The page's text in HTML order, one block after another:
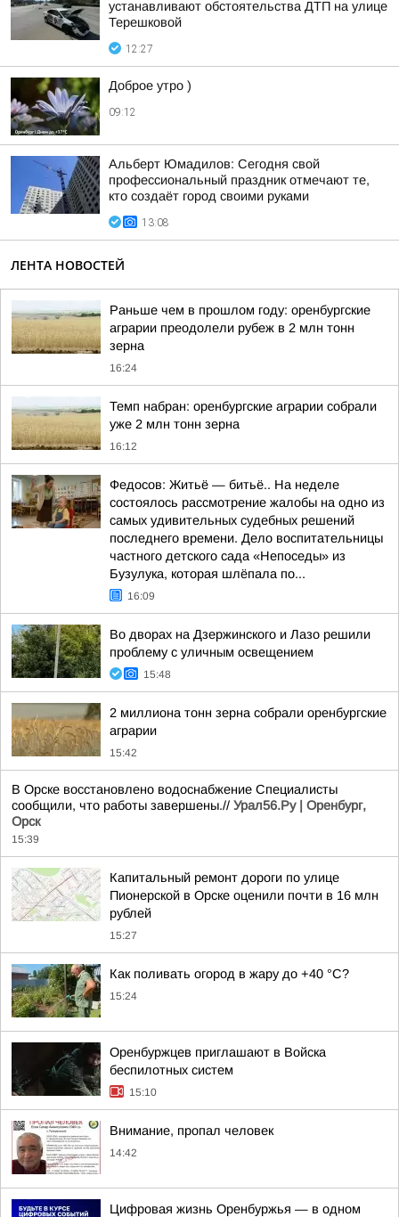
устанавливают обстоятельства ДТП на улице
Терешковой
12:27
Доброе утро )
09:12
Альберт Юмадилов: Сегодня свой
профессиональный праздник отмечают те,
кто создаёт город своими руками
13:08
ЛЕНТА НОВОСТЕЙ
Раньше чем в прошлом году: оренбургские
аграрии преодолели рубеж в 2 млн тонн
зерна
16:24
Темп набран: оренбургские аграрии собрали
уже 2 млн тонн зерна
16:12
Федосов: Житьё — битьё.. На неделе
состоялось рассмотрение жалобы на одно из
самых удивительных судебных решений
последнего времени. Дело воспитательницы
частного детского сада «Непоседы» из
Бузулука, которая шлёпала по...
16:09
Во дворах на Дзержинского и Лазо решили
проблему с уличным освещением
15:48
2 миллиона тонн зерна собрали оренбургские
аграрии
15:42
В Орске восстановлено водоснабжение Специалисты
сообщили, что работы завершены.// Урал56.Ру | Оренбург,
Орск
15:39
Капитальный ремонт дороги по улице
Пионерской в Орске оценили почти в 16 млн
рублей
15:27
Как поливать огород в жару до +40 °C?
15:24
Оренбуржцев приглашают в Войска
беспилотных систем
15:10
Внимание, пропал человек
14:42
Цифровая жизнь Оренбуржья — в одном